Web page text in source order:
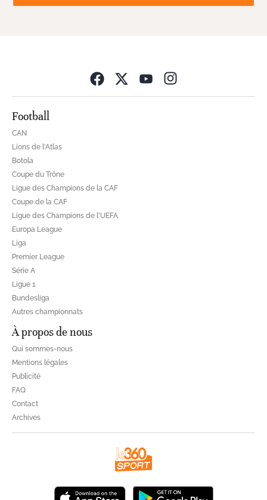
Football
CAN
Lions de l'Atlas
Botola
Coupe du Trône
Ligue des Champions de la CAF
Coupe de la CAF
Ligue des Champions de l'UEFA
Europa League
Liga
Premier League
Série A
Ligue 1
Bundesliga
Autres championnats
À propos de nous
Qui sommes-nous
Mentions légales
Publicité
FAQ
Contact
Archives